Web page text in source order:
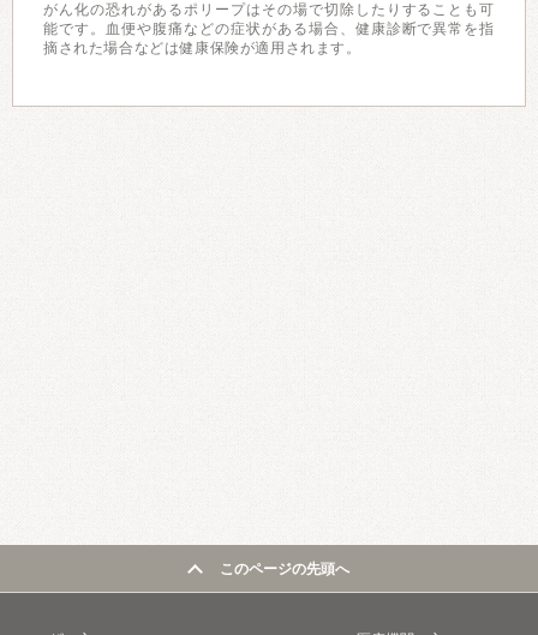
がん化の恐れがあるポリープはその場で切除したりすることも可
能です。血便や腹痛などの症状がある場合、健康診断で異常を指
摘された場合などは健康保険が適用されます。
このページの先頭へ